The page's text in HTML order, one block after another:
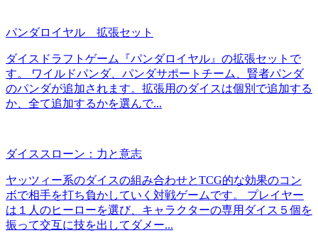
パンダロイヤル 拡張セット
ダイスドラフトゲーム『パンダロイヤル』の拡張セットで
す。 ワイルドパンダ、パンダサポートチーム、賢者パンダ
のパンダが追加されます。拡張用のダイスは個別で追加する
か、全て追加するかを選んで...
ダイススローン：力と意志
ヤッツィー系のダイスの組み合わせとTCG的な効果のコン
ボで相手を打ち負かしていく対戦ゲームです。 プレイヤー
は１人のヒーローを選び、キャラクターの専用ダイス５個を
振って交互に技を出してダメー...